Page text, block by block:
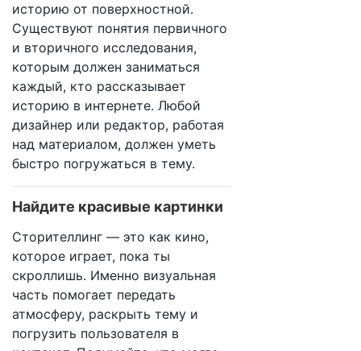
историю от поверхностной.
Существуют понятия первичного
и вторичного исследования,
которым должен заниматься
каждый, кто рассказывает
историю в интернете. Любой
дизайнер или редактор, работая
над материалом, должен уметь
быстро погружаться в тему.
Найдите красивые картинки
Сторителлинг — это как кино,
которое играет, пока ты
скроллишь. Именно визуальная
часть помогает передать
атмосферу, раскрыть тему и
погрузить пользователя в